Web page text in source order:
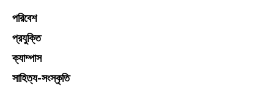
পরিবেশ
প্রযুক্তি
ক্যাম্পাস
সাহিত্য-সংস্কৃতি